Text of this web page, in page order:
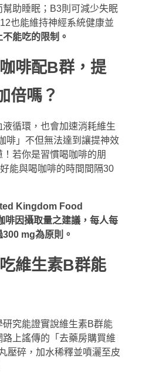
助睡眠；B3則可減少失眠
也能維持神經系統健康並
能吃的限制。
啡配B群，提
倍嗎？
循環，也會加速消耗維生
啡」不但無法達到讓提神效
若你是習慣喝咖啡的朋
能與喝咖啡的時間間隔30
Kingdom Food
因攝取量之建議，每人每
mg為原則。
維生素B群能
究能證實說維生素B群能
上謠傳的「去藥房購買維
壓碎，加水稀釋並噴灑至皮